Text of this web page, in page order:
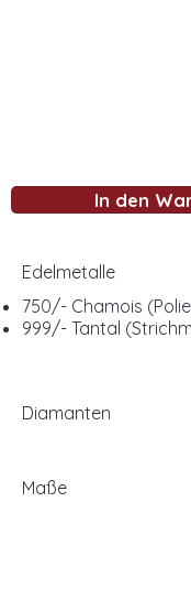
In den
Edelmetalle
750/- Chamois
999/- Tantal
Diamanten
Maße